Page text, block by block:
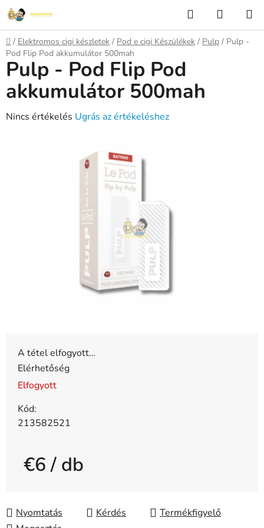
Ugrás
fő
tartalomhoz
KeresésKOSÁR
Kezdőlap
/ Elektromos cigi készletek / Pod e cigi Készülékek / Pulp / Pulp -
Pod Flip Pod akkumulátor 500mah
A tétel elfogyott…
Elérhetőség
Elfogyott
Kód:
213582521
€6/ db
Nyomtatás
Kérdés
Pulp - Pod Flip Pod
akkumulátor 500mah
A
Nincs értékelés Ugrás az értékeléshez